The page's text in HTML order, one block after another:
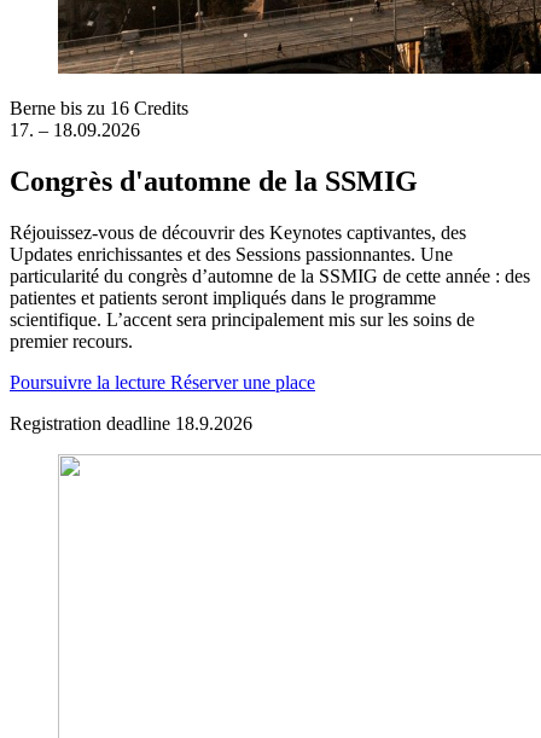
Berne bis zu 16 Credits
17. – 18.09.2026
Congrès d'automne de la SSMIG
Réjouissez-vous de découvrir des Keynotes captivantes, des
Updates enrichissantes et des Sessions passionnantes. Une
particularité du congrès d’automne de la SSMIG de cette année : des
patientes et patients seront impliqués dans le programme
scientifique. L’accent sera principalement mis sur les soins de
premier recours.
Poursuivre la lecture Réserver une place
Registration deadline 18.9.2026